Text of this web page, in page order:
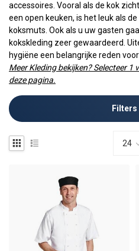
accessoires. Vooral als de kok
een open keuken, is het leuk als
koksmuts. Ook als u uw gasten
kokskleding zeer gewaardeerd.
hygiëne een belangrijke reden
Meer Kleding bekijken? Selecteer
deze pagina.
Filters